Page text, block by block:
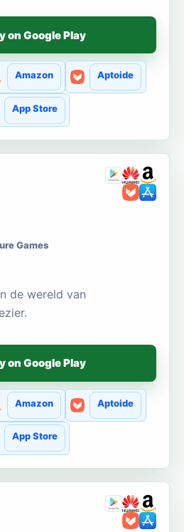
on Google Play
Amazon Aptoide
App Store
Games
de wereld van
on Google Play
Amazon Aptoide
App Store